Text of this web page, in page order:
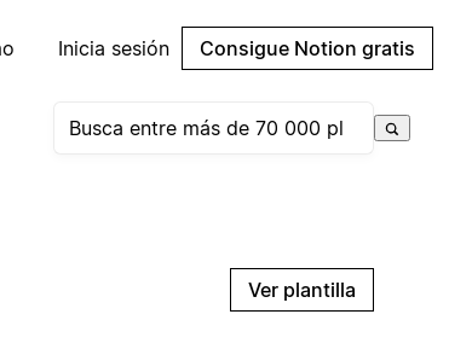
Inicia sesión Consigue Notion gratis
Ver plantilla